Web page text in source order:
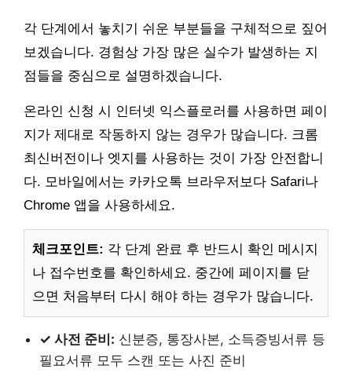
각 단계에서 놓치기 쉬운 부분들을 구체적으로 짚어
보겠습니다. 경험상 가장 많은 실수가 발생하는 지
점들을 중심으로 설명하겠습니다.
온라인 신청 시 인터넷 익스플로러를 사용하면 페이
지가 제대로 작동하지 않는 경우가 많습니다. 크롬
최신버전이나 엣지를 사용하는 것이 가장 안전합니
다. 모바일에서는 카카오톡 브라우저보다 Safari나
Chrome 앱을 사용하세요.
체크포인트: 각 단계 완료 후 반드시 확인 메시지
나 접수번호를 확인하세요. 중간에 페이지를 닫
으면 처음부터 다시 해야 하는 경우가 많습니다.
✓ 사전 준비: 신분증, 통장사본, 소득증빙서류 등
필요서류 모두 스캔 또는 사진 준비